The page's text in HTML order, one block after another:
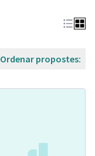
Ordenar propostes: